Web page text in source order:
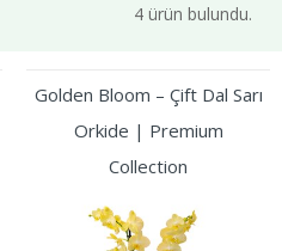
4 ürün bulundu.
Golden Bloom – Çift Dal Sarı
Orkide | Premium
Collection